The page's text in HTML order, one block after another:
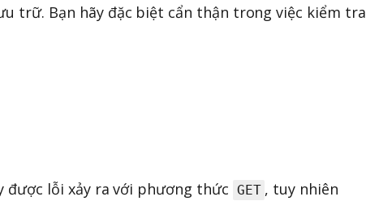
trữ. Bạn hãy đặc biệt cẩn thận trong việc kiểm tra
được lỗi xảy ra với phương thức GET , tuy nhiên